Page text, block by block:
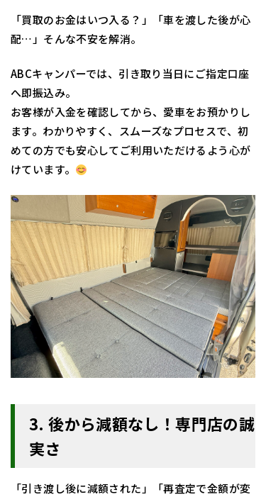
「買取のお金はいつ入る？」「車を渡した後が心
配…」そんな不安を解消。
ABCキャンパーでは、引き取り当日にご指定口座
へ即振込み。
お客様が入金を確認してから、愛車をお預かりし
ます。わかりやすく、スムーズなプロセスで、初
めての方でも安心してご利用いただけるよう心が
けています。
3. 後から減額なし！専門店の誠
実さ
「引き渡し後に減額された」「再査定で金額が変